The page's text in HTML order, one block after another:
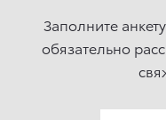
Заполните
обязательно